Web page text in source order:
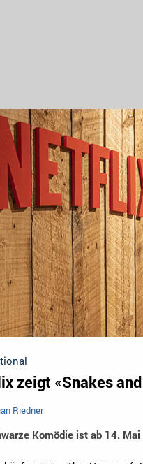
zeigt «Snakes
Riedner
Komödie ist ab 14.